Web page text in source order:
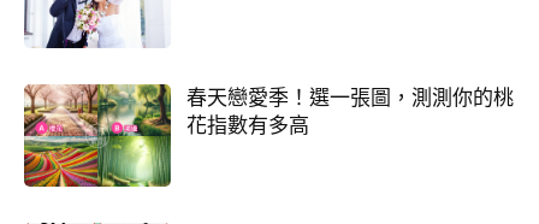
春天戀愛季！選一張圖，測測你的桃
花指數有多高